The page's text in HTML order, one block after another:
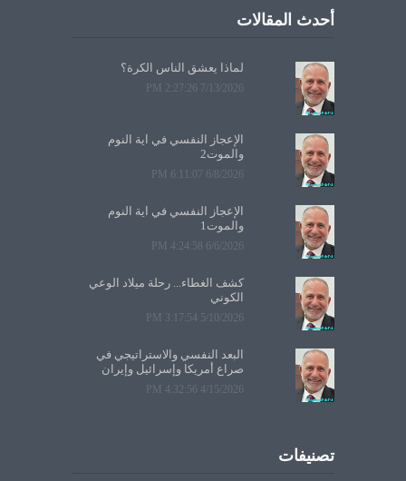
أحدث المقالات
لماذا يعشق الناس الكرة؟
7/13/2026 2:27:26 PM
الإعجاز النفسي في آية النوم
والموت2
6/8/2026 6:11:07 PM
الإعجاز النفسي في آية النوم
والموت1
6/6/2026 4:24:58 PM
كشف الغطاء... رحلة ميلاد الوعي
الكوني
5/10/2026 3:17:54 PM
البعد النفسي والاستراتيجي في
صراع أمريكا وإسرائيل وإيران
4/15/2026 4:32:56 PM
تصنيفات